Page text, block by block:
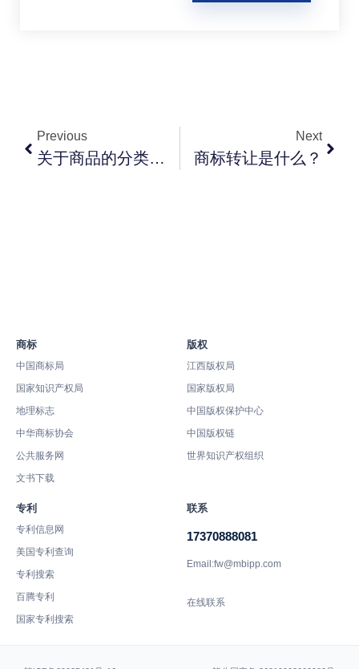
Previous
关于商品的分类原则都有哪些？
Next
商标转让是什么？
商标
中国商标局
国家知识产权局
地理标志
中华商标协会
公共服务网
文书下载
版权
江西版权局
国家版权局
中国版权保护中心
中国版权链
世界知识产权组织
专利
专利信息网
美国专利查询
专利搜索
百腾专利
国家专利搜索
联系
17370888081
Email:fw@mbipp.com
在线联系